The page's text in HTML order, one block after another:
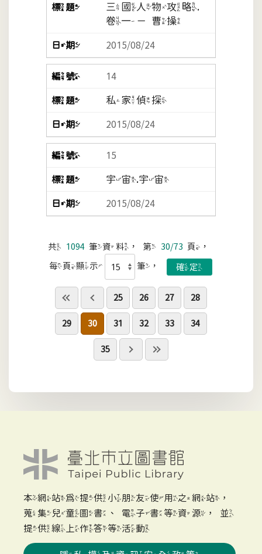
三國人物攻略.
卷一－曹操
2015/08/24
14
私家偵探
2015/08/24
15
宇宙.宇宙
2015/08/24
共 1094 筆資料，第 30/73 頁，
每頁顯示 筆，
25 26 27 28
29 30 31 32 33 34
35
本網站為提供小朋友使用之網站，
蒐集兒童圖書、電子書等資源，並
提供線上作答等活動